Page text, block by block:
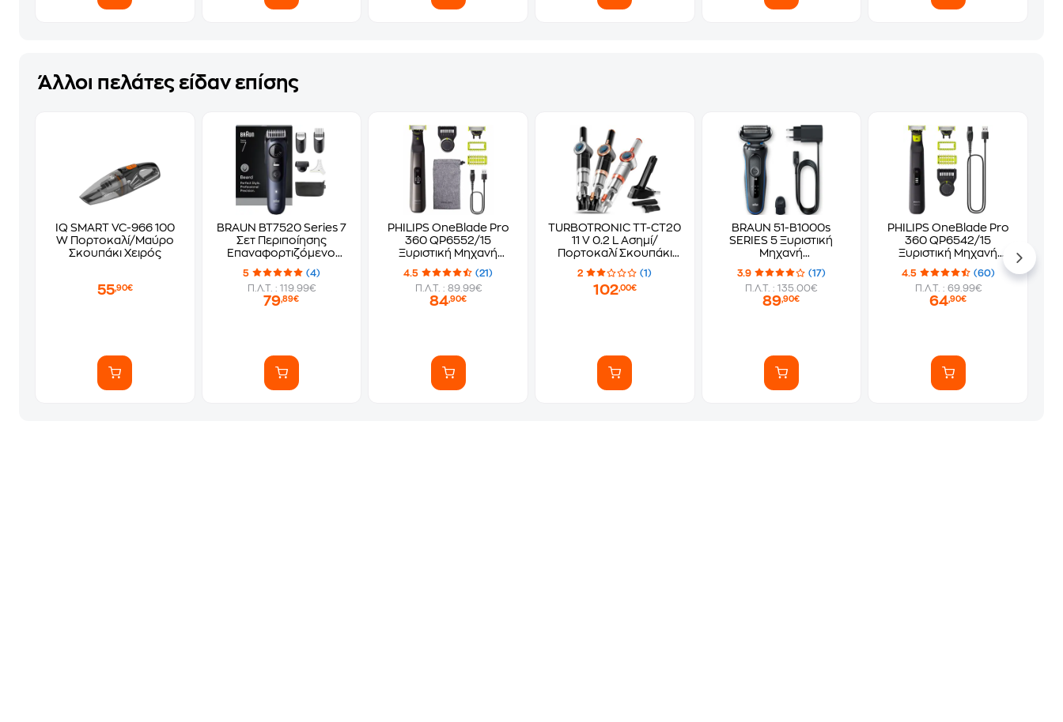
Άλλοι πελάτες είδαν επίσης
IQ SMART VC-966 100
W Πορτοκαλί/Μαύρο
Σκουπάκι Χειρός
55,90€
BRAUN BT7520 Series 7
Σετ Περιποίησης
Επαναφορτιζόμενο
5
(4)
Π.Λ.Τ. : 119.99€
79,89€
PHILIPS OneBlade Pro
360 QP6552/15
Ξυριστική Μηχανή
Ανθρακί
4.5
(21)
Π.Λ.Τ. : 89.99€
84,90€
TURBOTRONIC TT-CT20
11 V 0.2 L Ασημί/
Πορτοκαλί Σκουπάκι
2 (1)
102,00€
BRAUN 51-B1000s
SERIES 5 Ξυριστική
Μηχανή
Μαύρο
3.9
(17)
Π.Λ.Τ. : 135.00€
89,90€
PHILIPS OneBlade Pro
360 QP6542/15
Ξυριστική Μηχανή
Μαύρο
4.5
(60)
Π.Λ.Τ. : 69.99€
64,90€